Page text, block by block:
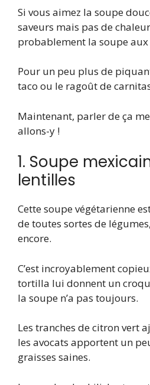
Si vous aimez la soupe
saveurs mais pas de
probablement la soupe
Pour un peu plus de
taco ou le ragoût de
Maintenant, parler de ça
allons-y !
1. Soupe
lentilles
Cette soupe végétarienne
de toutes sortes de
encore.
C’est incroyablement
tortilla lui donnent un
la soupe n’a pas toujours.
Les tranches de citron vert
les avocats apportent un
graisses saines.